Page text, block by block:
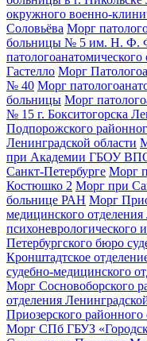
окружного военно-
Соловьёва Морг
больницы № 5 им. Н. Ф.
Гастелло Морг
№ 40 Морг
больницы Морг
№ 15 г. Бокситогорска
Подпорожского
Ленинградской области
при Академии ГБОУ
Санкт-Петербурге Морг
Костюшко 2 Морг при
больнице РАН Морг
медицинского
психоневрологического
Петербургского бюро
Кронштадтское
судебно-медицинского
Морг Сосновоборского
отделения
Приозерского
Морг СПб ГБУЗ